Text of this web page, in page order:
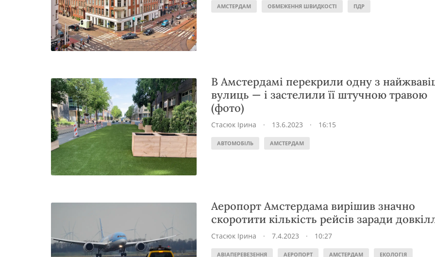
АМСТЕРДАМ ОБМЕЖЕННЯ ШВИДКОСТІ ПДР
В Амстердамі перекрили одну з
вулиць — і застелили її штучною травою
(фото)
Стасюк Ірина · 13.6.2023 · 16:15
АВТОМОБІЛЬ АМСТЕРДАМ
Аеропорт Амстердама вирішив значно
скоротити кількість рейсів заради
Стасюк Ірина · 7.4.2023 · 10:27
АВІАПЕРЕВЕЗЕННЯ АЕРОПОРТ АМСТЕРДАМ ЕКОЛОГІЯ